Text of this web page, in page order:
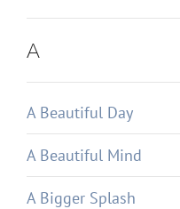
A
A Beautiful Day
A Beautiful Mind
A Bigger Splash